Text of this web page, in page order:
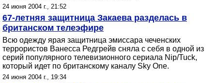
24 июня 2004 г., 21:52
67-летняя защитница Закаева разделась в
британском телеэфире
Всю одежду ярая защитница эмиссара чеченских
террористов Ванесса Редгрейв сняла с себя в одной из
серий популярного телевизионного сериала Nip/Tuck,
который идет по британскому каналу Sky One.
24 июня 2004 г., 19:34